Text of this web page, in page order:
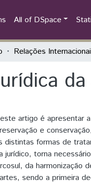
All of DSpace
artigo é apresentar
e
distintas formas de
jurídico, torna
da harmonização
sendo a primeira